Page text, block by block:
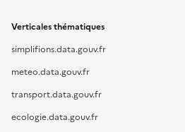
Verticales thématiques
simplifions.data.gouv.fr
meteo.data.gouv.fr
transport.data.gouv.fr
ecologie.data.gouv.fr